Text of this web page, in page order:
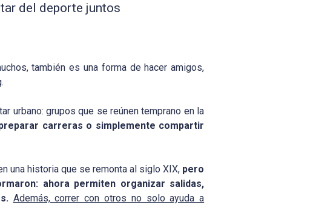
del deporte juntos
también es una forma de hacer amigos,
urbano: grupos que se reúnen temprano en la
carreras o simplemente compartir
una historia que se remonta al siglo XIX, pero
ahora permiten organizar salidas,
Además, correr con otros no solo ayuda a